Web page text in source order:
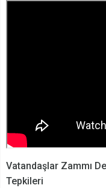
Vatandaşlar Zammı
Tepkileri